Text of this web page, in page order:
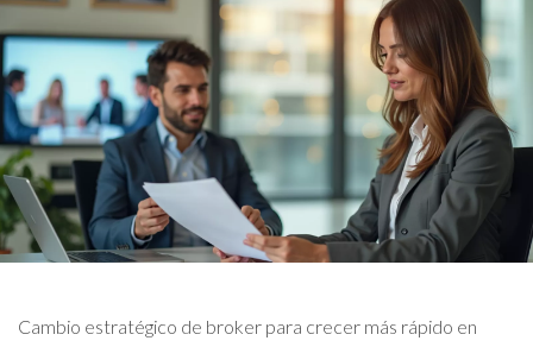
Cambio estratégico de broker para crecer más rápido en